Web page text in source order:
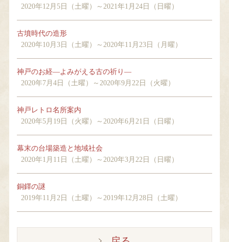
2020年12月5日（土曜）～2021年1月24日（日曜）
古墳時代の造形
2020年10月3日（土曜）～2020年11月23日（月曜）
神戸のお経―よみがえる古の祈り―
2020年7月4日（土曜）～2020年9月22日（火曜）
神戸レトロ名所案内
2020年5月19日（火曜）～2020年6月21日（日曜）
幕末の台場築造と地域社会
2020年1月11日（土曜）～2020年3月22日（日曜）
銅鐸の謎
2019年11月2日（土曜）～2019年12月28日（土曜）